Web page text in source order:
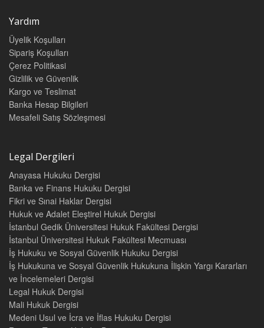
Yardım
Üyelik Koşulları
Sipariş Koşulları
Çerez Politikasi
Gizlilik ve Güvenlik
Kargo ve Teslimat
Banka Hesap Bilgileri
Mesafeli Satış Sözleşmesi
Legal Dergileri
Anayasa Hukuku Dergisi
Banka ve Finans Hukuku Dergisi
Fikri ve Sınai Haklar Dergisi
Hukuk ve Adalet Eleştirel Hukuk Dergisi
İstanbul Gedik Üniversitesi Hukuk Fakültesi Dergisi
İstanbul Üniversitesi Hukuk Fakültesi Mecmuası
İş Hukuku ve Sosyal Güvenlik Hukuku Dergisi
İş Hukukuna ve Sosyal Güvenlik Hukukuna İlişkin Yargı Kararları
ve İncelemeleri Dergisi
Legal Hukuk Dergisi
Mali Hukuk Dergisi
Medeni Usul ve İcra ve İflas Hukuku Dergisi